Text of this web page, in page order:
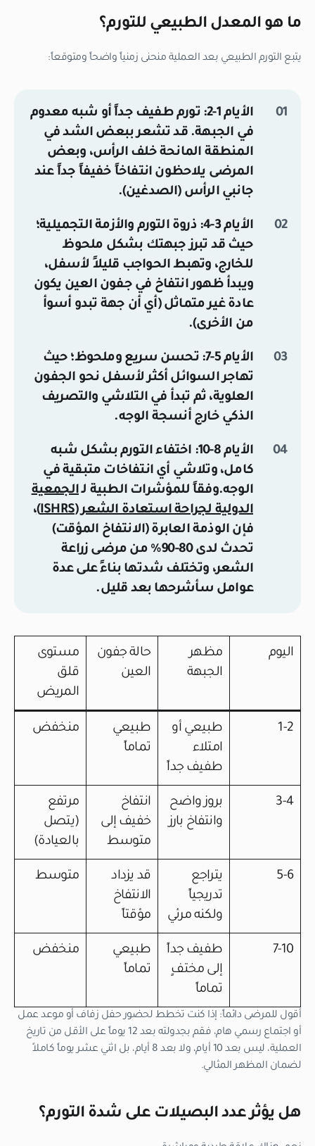
ما هو المعدل الطبيعي للتورم؟
يتبع التورم الطبيعي بعد العملية منحنى زمنياً واضحاً ومتوقعاً:
الأيام 1-2:
تورم طفيف جداً أو شبه معدوم
في الجبهة. قد تشعر ببعض الشد في
المنطقة المانحة خلف الرأس، وبعض
المرضى يلاحظون انتفاخاً خفيفاً جداً عند
جانبي الرأس (الصدغين).
الأيام 3-4:
ذروة التورم والأزمة التجميلية؛
حيث قد تبرز جبهتك بشكل ملحوظ
للخارج، وتهبط الحواجب قليلاً لأسفل،
ويبدأ ظهور انتفاخ في جفون العين يكون
عادة غير متماثل (أي أن جهة تبدو أسوأ
من الأخرى).
الأيام 5-7:
تحسن سريع وملحوظ؛ حيث
تهاجر السوائل أكثر لأسفل نحو الجفون
العلوية، ثم تبدأ في التلاشي والتصريف
الذكي خارج أنسجة الوجه.
الأيام 8-10:
اختفاء التورم بشكل شبه
كامل، وتلاشي أي انتفاخات متبقية في
الوجه.وفقاً للمؤشرات الطبية لـالجمعية
الدولية لجراحة استعادة الشعر (ISHRS)
،
فإن الوذمة العابرة (الانتفاخ المؤقت)
تحدث لدى 80-90% من مرضى زراعة
الشعر، وتختلف شدتها بناءً على عدة
عوامل سأشرحها بعد قليل.
اليوم
مظهر
الجبهة
حالة جفون
العين
مستوى
قلق
المريض
1-2
طبيعي أو
امتلاء
طفيف جداً
طبيعي
تماماً
منخفض
3-4
بروز واضح
وانتفاخ بارز
انتفاخ
خفيف إلى
متوسط
مرتفع
(يتصل
بالعيادة)
5-6
يتراجع
تدريجياً
ولكنه مرئي
قد يزداد
الانتفاخ
مؤقتاً
متوسط
7-10
طفيف جداً
إلى مختفٍ
تماماً
طبيعي
تماماً
منخفض
أقول للمرضى دائماً: إذا كنت تخطط لحضور حفل زفاف أو موعد عمل
أو اجتماع رسمي هام، فقم بجدولته بعد 12 يوماً على الأقل من تاريخ
العملية، ليس بعد 10 أيام، ولا بعد 8 أيام، بل اثني عشر يوماً كاملاً
لضمان المظهر المثالي.
هل يؤثر عدد البصيلات على شدة التورم؟